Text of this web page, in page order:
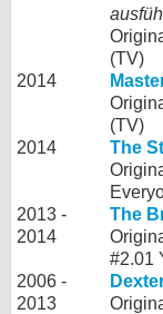
(TV)
2014
(TV)
2014
The
2013 -
2014
The
#2.01
2006 -
2013